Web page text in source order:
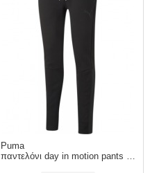
Puma
παντελόνι day in motion pants dk 671104-01